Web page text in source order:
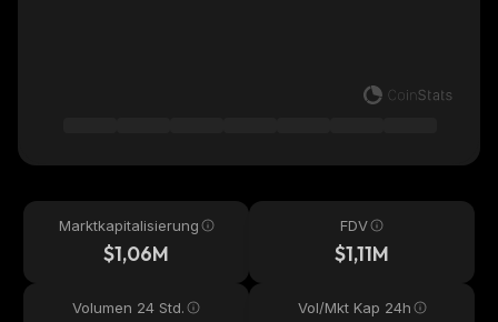
Marktkapitalisierung
$1,06M
FDV
$1,11M
Volumen 24 Std. Vol/Mkt Kap 24h